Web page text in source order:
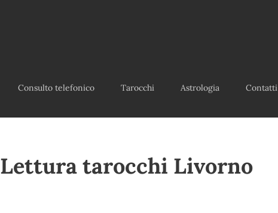
Consulto telefonico Tarocchi Astrologia Contatti
Lettura tarocchi Livorno